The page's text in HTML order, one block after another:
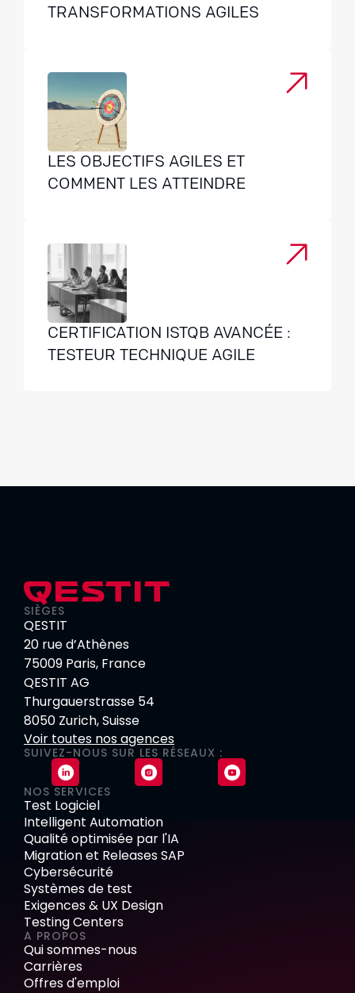
TRANSFORMATIONS AGILES
LES OBJECTIFS AGILES ET
COMMENT LES ATTEINDRE
CERTIFICATION ISTQB AVANCÉE :
TESTEUR TECHNIQUE AGILE
SIÈGES
QESTIT
20 rue d’Athènes
75009 Paris, France
QESTIT AG
Thurgauerstrasse 54
8050 Zurich, Suisse
Voir toutes nos agences
SUIVEZ-NOUS SUR LES RÉSEAUX :
NOS SERVICES
Test Logiciel
Intelligent Automation
Qualité optimisée par l'IA
Migration et Releases SAP
Cybersécurité
Systèmes de test
Exigences & UX Design
Testing Centers
A PROPOS
Qui sommes-nous
Carrières
Offres d'emploi